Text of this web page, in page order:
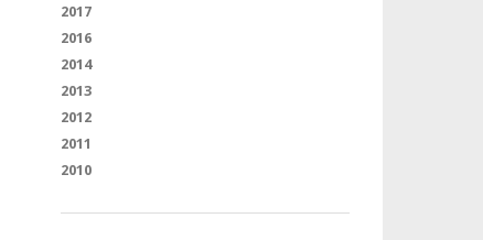
2017
2016
2014
2013
2012
2011
2010